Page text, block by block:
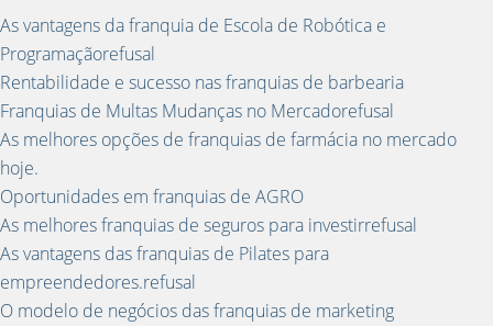
As vantagens da franquia de Escola de Robótica e
Programaçãorefusal
Rentabilidade e sucesso nas franquias de barbearia
Franquias de Multas Mudanças no Mercadorefusal
As melhores opções de franquias de farmácia no mercado
hoje.
Oportunidades em franquias de AGRO
As melhores franquias de seguros para investirrefusal
As vantagens das franquias de Pilates para
empreendedores.refusal
O modelo de negócios das franquias de marketing